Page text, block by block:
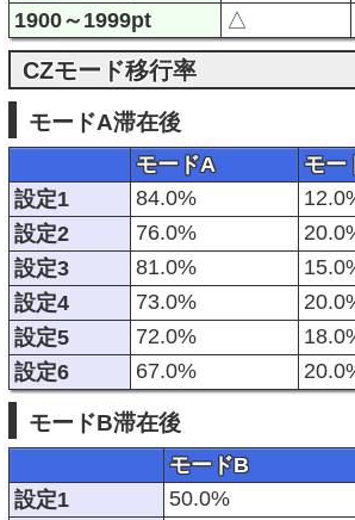
1900～1999pt
△
CZモード移行率
モードA滞在後
モードA モー
設定1
84.0%
設定2
76.0%
設定3
81.0%
設定4
73.0%
設定5
72.0%
設定6
67.0%
モードB滞在後
モードB
設定1
50.0%